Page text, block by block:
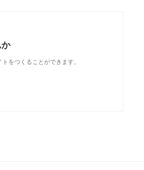
をつくることができます。